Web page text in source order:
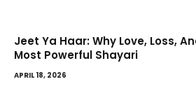
Jeet Ya Haar: Why Love, Loss,
Most Powerful Shayari
APRIL 18, 2026